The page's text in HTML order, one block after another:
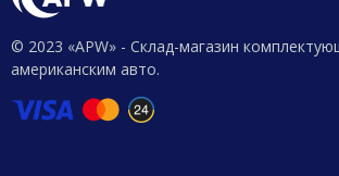
© 2023 «APW» - Склад-магазин
американским авто.